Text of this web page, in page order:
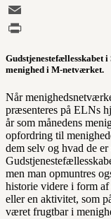
Twitter
Email
Gudstjenestefællesskabet i
menighed i M-netværket.
Når
præsenteres på ELNs
år som månedens
opfordring til
dem selv og hvad de
men man opmuntres
historie videre i form
eller en aktivitet, som
været frugtbar i